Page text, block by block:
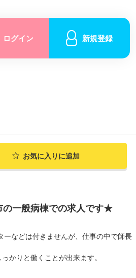
ログイン 新規登録
お気に入りに追加
の一般病棟での求人です★
などは付きませんが、仕事の中で師長
かりと働くことが出来ます。